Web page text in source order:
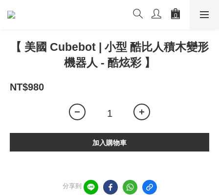
【 美國 Cubebot | 小型 酷比人積木變形
機器人 - 酷炫彩 】
NT$980
加入購物車
分享到